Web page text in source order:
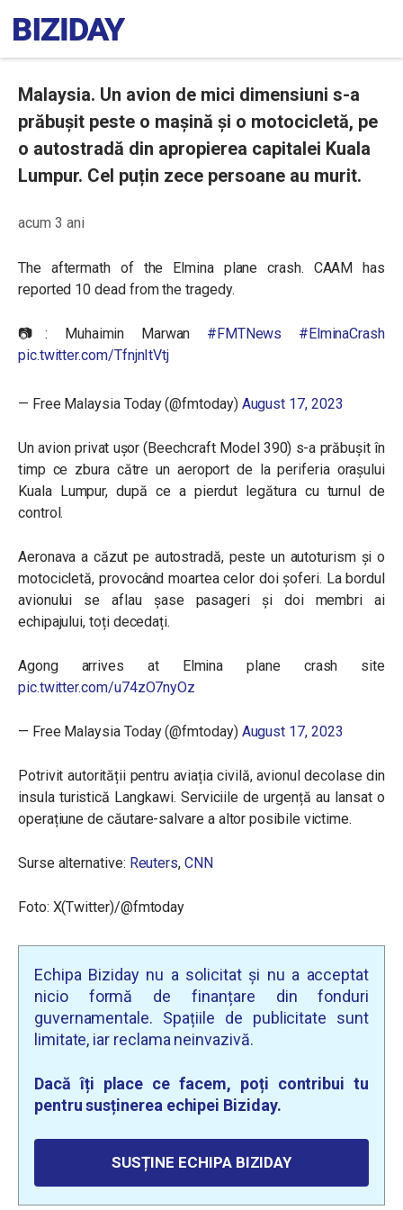
Malaysia. Un avion de mici dimensiuni s-a
prăbușit peste o mașină și o motocicletă, pe
o autostradă din apropierea capitalei Kuala
Lumpur. Cel puțin zece persoane au murit.
acum 3 ani
The aftermath of the Elmina plane crash. CAAM has
reported 10 dead from the tragedy.
📷: Muhaimin Marwan #FMTNews
#ElminaCrash
pic.twitter.com/TfnjnItVtj
— Free Malaysia Today (@fmtoday) August 17, 2023
Un avion privat ușor (Beechcraft Model 390) s-a prăbușit în
timp ce zbura către un aeroport de la periferia orașului
Kuala Lumpur, după ce a pierdut legătura cu turnul de
control.
Aeronava a căzut pe autostradă, peste un autoturism și o
motocicletă, provocând moartea celor doi șoferi. La bordul
avionului se aflau șase pasageri și doi membri ai
echipajului, toți decedați.
Agong arrives at Elmina plane crash site
pic.twitter.com/u74zO7nyOz
— Free Malaysia Today (@fmtoday) August 17, 2023
Potrivit autorității pentru aviația civilă, avionul decolase din
insula turistică Langkawi. Serviciile de urgență au lansat o
operațiune de căutare-salvare a altor posibile victime.
Surse alternative: Reuters, CNN
Foto: X(Twitter)/@fmtoday
Echipa Biziday nu a solicitat și nu a acceptat
nicio formă de finanțare din fonduri
guvernamentale. Spațiile de publicitate sunt
limitate, iar reclama neinvazivă.
Dacă îți place ce facem, poți contribui tu
pentru susținerea echipei Biziday.
SUSȚINE ECHIPA BIZIDAY